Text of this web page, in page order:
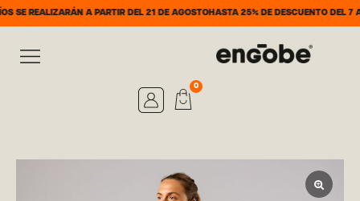
A PARTIR DEL 21 DE AGOSTOHASTA 25% DE DESCUENTO DEL 7 AL 31 DE
0